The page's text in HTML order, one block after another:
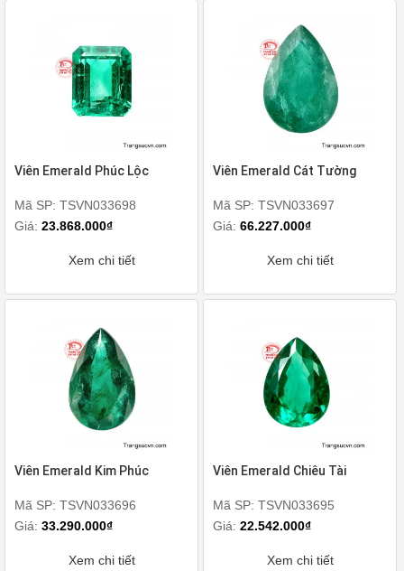
Viên Emerald Phúc Lộc
Mã SP: TSVN033698
Giá: 23.868.000₫
Xem chi tiết
Viên Emerald Cát Tường
Mã SP: TSVN033697
Giá:66.227.000₫
Xem chi tiết
Viên Emerald Kim Phúc
Mã SP: TSVN033696
Giá: 33.290.000₫
Xem chi tiết
Viên Emerald Chiêu Tài
Mã SP: TSVN033695
Giá:22.542.000₫
Xem chi tiết